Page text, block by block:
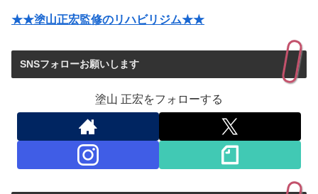
★★塗山正宏監修のリハビリジム★★
SNSフォローお願いします
塗山 正宏をフォローする